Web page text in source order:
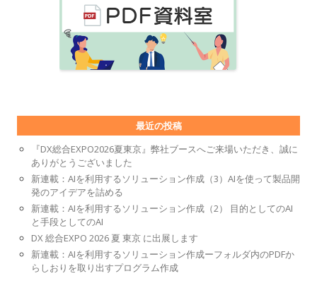
最近の投稿
『DX総合EXPO2026夏東京』弊社ブースへご来場いただき、誠に
ありがとうございました
新連載：AIを利用するソリューション作成（3）AIを使って製品開
発のアイデアを詰める
新連載：AIを利用するソリューション作成（2） 目的としてのAI
と手段としてのAI
DX 総合EXPO 2026 夏 東京 に出展します
新連載：AIを利用するソリューション作成ーフォルダ内のPDFか
らしおりを取り出すプログラム作成